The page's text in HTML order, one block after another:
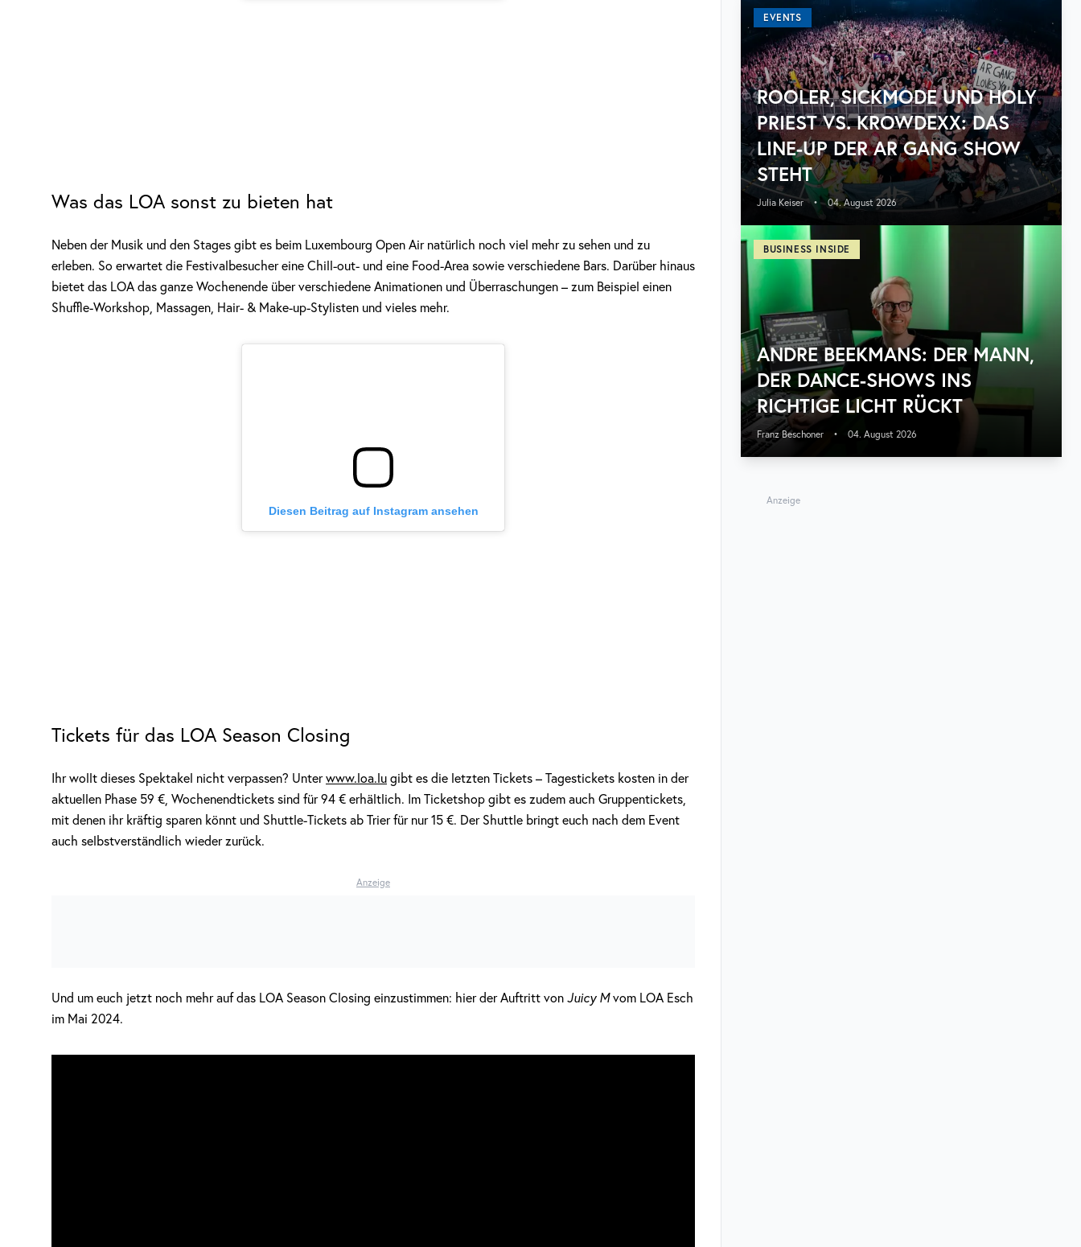
Was das LOA sonst zu bieten hat
Neben der Musik und den Stages gibt es beim Luxembourg Open Air natürlich noch viel mehr zu sehen und zu
erleben. So erwartet die Festivalbesucher eine Chill-out- und eine Food-Area sowie verschiedene Bars. Darüber hinaus
bietet das LOA das ganze Wochenende über verschiedene Animationen und Überraschungen – zum Beispiel einen
Shuffle-Workshop, Massagen, Hair- & Make-up-Stylisten und vieles mehr.
Diesen Beitrag auf Instagram ansehen
Tickets für das LOA Season Closing
Ihr wollt dieses Spektakel nicht verpassen? Unterwww.loa.lu gibt es die letzten Tickets – Tagestickets kosten in der
aktuellen Phase 59 €, Wochenendtickets sind für 94 € erhältlich. Im Ticketshop gibt es zudem auch Gruppentickets,
mit denen ihr kräftig sparen könnt und Shuttle-Tickets ab Trier für nur 15 €. Der Shuttle bringt euch nach dem Event
auch selbstverständlich wieder zurück.
Anzeige
Und um euch jetzt noch mehr auf das LOA Season Closing einzustimmen: hier der Auftritt von Juicy Mvom LOA Esch
im Mai 2024.
EVENTS
ROOLER, SICKMODE UND HOLY
PRIEST VS. KROWDEXX: DAS
LINE-UP DER AR GANG SHOW
STEHT
Julia Keiser • 04. August 2026
BUSINESS INSIDE
ANDRE BEEKMANS: DER MANN,
DER DANCE-SHOWS INS
RICHTIGE LICHT RÜCKT
Franz Beschoner • 04. August 2026
Anzeige